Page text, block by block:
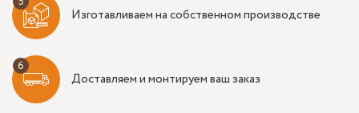
Изготавливаем на собственном производстве
Доставляем и монтируем ваш заказ